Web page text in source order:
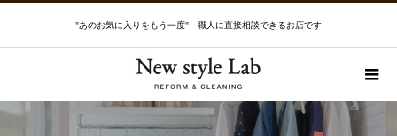
"あのお気に入りをもう一度" 職人に直接相談できるお店です